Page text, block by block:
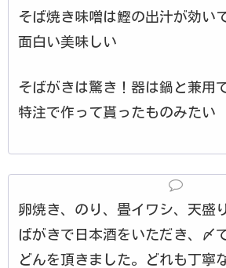
そば焼き味噌は鰹の出汁が効い
面白い美味しい
そばがきは驚き！器は鍋と兼用
特注で作って貰ったものみたい
卵焼き、のり、畳イワシ、天盛
ばがきで日本酒をいただき、〆
どんを頂きました。どれも丁寧